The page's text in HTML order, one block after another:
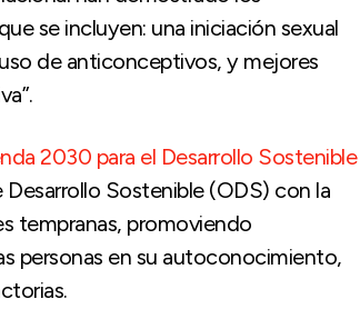
se incluyen: una iniciación sexual
de anticonceptivos, y mejores
2030 para el Desarrollo Sostenible
Sostenible (ODS) con la
tempranas, promoviendo
personas en su autoconocimiento,